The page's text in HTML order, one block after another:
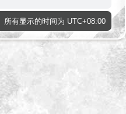
所有显示的时间为 UTC+08:00